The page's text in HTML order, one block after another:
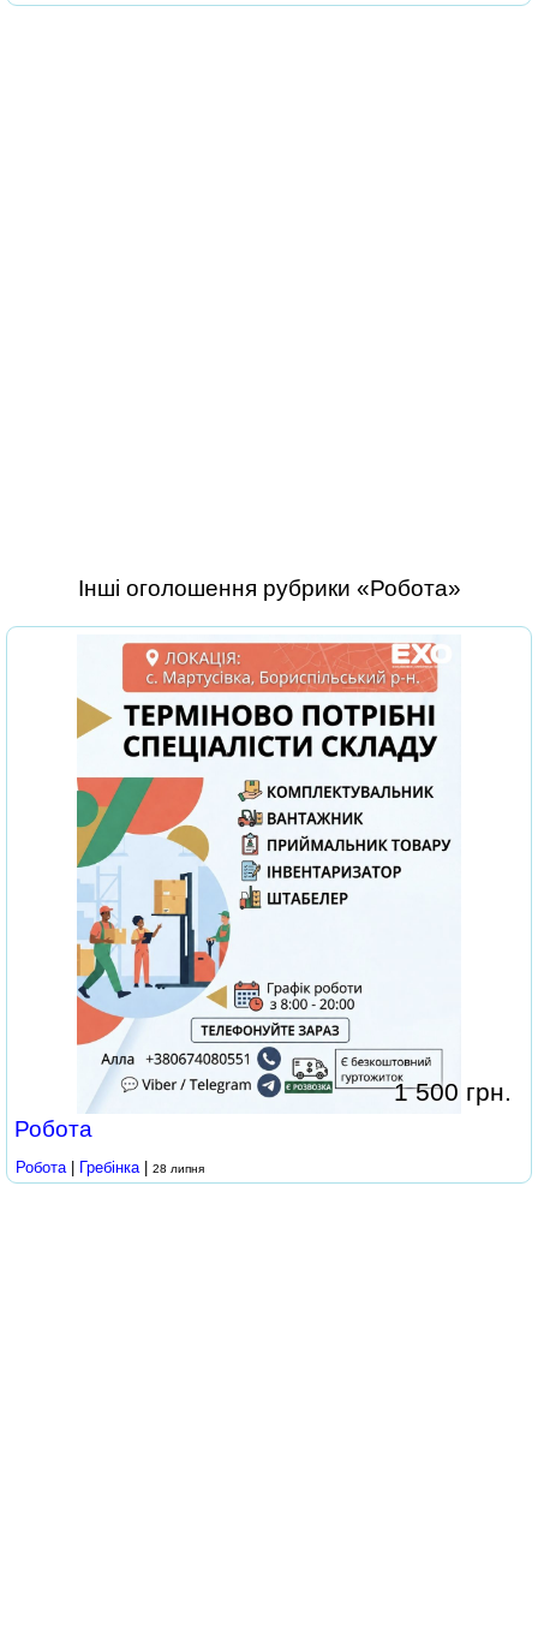
Інші оголошення рубрики «Робота»
1 500 грн.
Робота
Робота| Гребінка| 28 липня